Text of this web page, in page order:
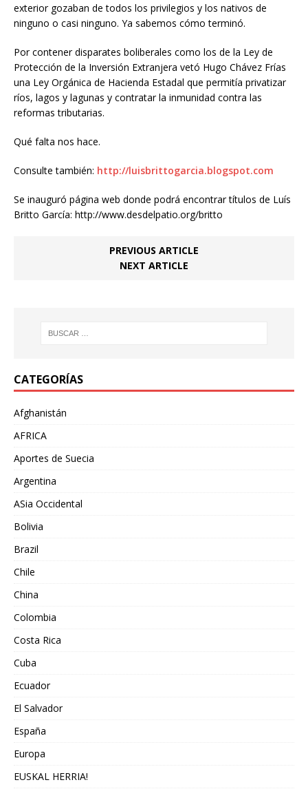
exterior gozaban de todos los privilegios y los nativos de
ninguno o casi ninguno. Ya sabemos cómo terminó.
Por contener disparates boliberales como los de la Ley de
Protección de la Inversión Extranjera vetó Hugo Chávez Frías
una Ley Orgánica de Hacienda Estadal que permitía privatizar
ríos, lagos y lagunas y contratar la inmunidad contra las
reformas tributarias.
Qué falta nos hace.
Consulte también: http://luisbrittogarcia.blogspot.com
Se inauguró página web donde podrá encontrar títulos de Luís
Britto García: http://www.desdelpatio.org/britto
PREVIOUS ARTICLE
NEXT ARTICLE
CATEGORÍAS
Afghanistán
AFRICA
Aportes de Suecia
Argentina
ASia Occidental
Bolivia
Brazil
Chile
China
Colombia
Costa Rica
Cuba
Ecuador
El Salvador
España
Europa
EUSKAL HERRIA!